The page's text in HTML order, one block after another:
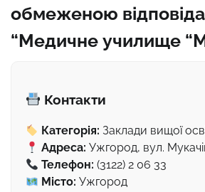
обмеженою
“Медичне училище
Контакти
Категорія: Заклади вищої
Адреса: Ужгород, вул.
Телефон: (3122) 2 06 33
Місто: Ужгород